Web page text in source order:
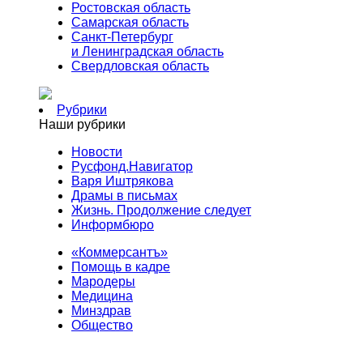
Ростовская область
Самарская область
Санкт-Петербург
и Ленинградская область
Свердловская область
Рубрики
Наши рубрики
Новости
Русфонд.Навигатор
Варя Иштрякова
Драмы в письмах
Жизнь. Продолжение следует
Информбюро
«Коммерсантъ»
Помощь в кадре
Мародеры
Медицина
Минздрав
Общество